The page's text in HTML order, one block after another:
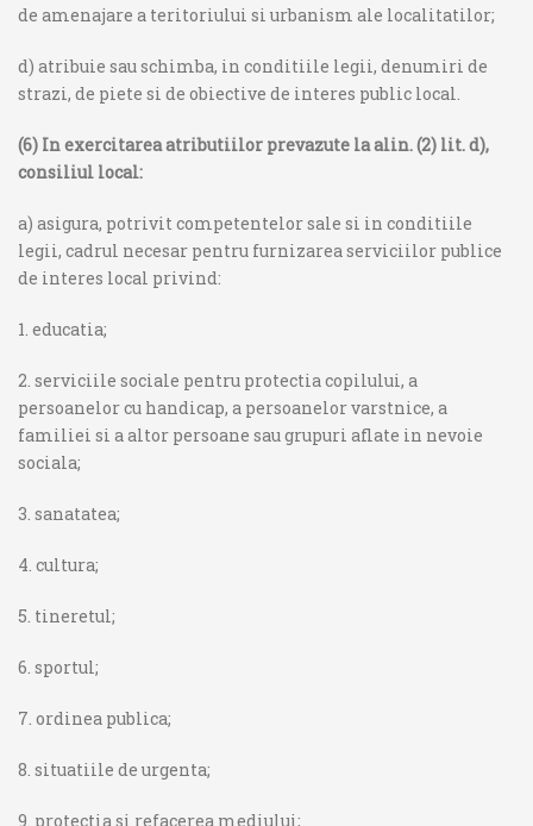
de amenajare a teritoriului si urbanism ale localitatilor;
d) atribuie sau schimba, in conditiile legii, denumiri de
strazi, de piete si de obiective de interes public local.
(6) In exercitarea atributiilor prevazute la alin. (2) lit. d),
consiliul local:
a) asigura, potrivit competentelor sale si in conditiile
legii, cadrul necesar pentru furnizarea serviciilor publice
de interes local privind:
1. educatia;
2. serviciile sociale pentru protectia copilului, a
persoanelor cu handicap, a persoanelor varstnice, a
familiei si a altor persoane sau grupuri aflate in nevoie
sociala;
3. sanatatea;
4. cultura;
5. tineretul;
6. sportul;
7. ordinea publica;
8. situatiile de urgenta;
9. protectia si refacerea mediului;